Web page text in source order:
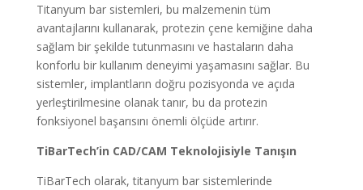
Titanyum bar sistemleri, bu malzemenin tüm
avantajlarını kullanarak, protezin çene kemiğine daha
sağlam bir şekilde tutunmasını ve hastaların daha
konforlu bir kullanım deneyimi yaşamasını sağlar. Bu
sistemler, implantların doğru pozisyonda ve açıda
yerleştirilmesine olanak tanır, bu da protezin
fonksiyonel başarısını önemli ölçüde artırır.
TiBarTech’in CAD/CAM Teknolojisiyle Tanışın
TiBarTech olarak, titanyum bar sistemlerinde